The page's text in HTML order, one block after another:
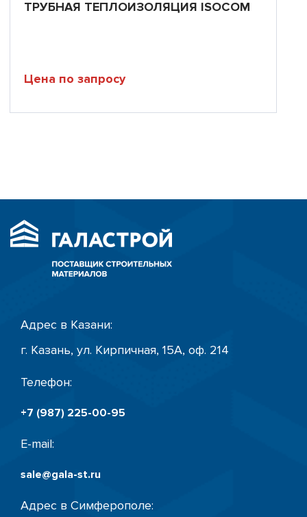
ТРУБНАЯ ТЕПЛОИЗОЛЯЦИЯ ISOCOM
Цена по запросу
Адрес в Казани:
г. Казань, ул. Кирпичная, 15А, оф. 214
Телефон:
+7 (987) 225-00-95
E-mail:
sale@gala-st.ru
Адрес в Симферополе: